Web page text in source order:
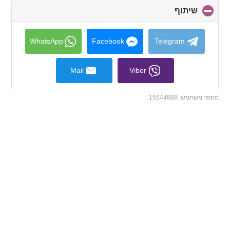
שיתוף
to
collapse
contents
Telegram
Facebook
WhatsApp
Viber
Mail
מספר משתמש: 15544888